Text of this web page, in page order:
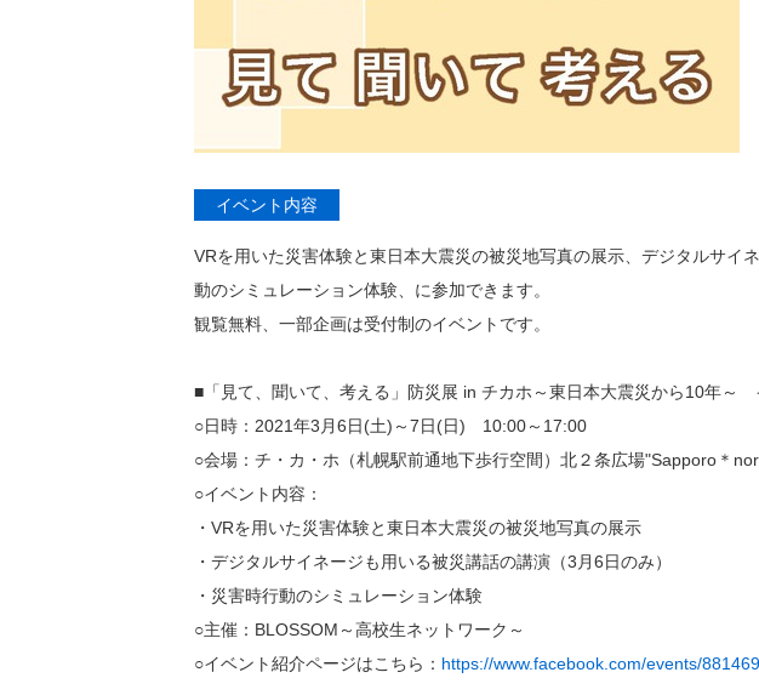
イベント内容
VRを用いた災害体験と東日本大震災の被災地写真の展示、デジタルサイ
動のシミュレーション体験、に参加できます。
観覧無料、一部企画は受付制のイベントです。
■「見て、聞いて、考える」防災展 in チカホ～東日本大震災から10年～
○日時：2021年3月6日(土)～7日(日) 10:00～17:00
○会場：チ・カ・ホ（札幌駅前通地下歩行空間）北２条広場"Sapporo＊
○イベント内容：
・VRを用いた災害体験と東日本大震災の被災地写真の展示
・デジタルサイネージも用いる被災講話の講演（3月6日のみ）
・災害時行動のシミュレーション体験
○主催：BLOSSOM～高校生ネットワーク～
○イベント紹介ページはこちら： https://www.facebook.com/events/